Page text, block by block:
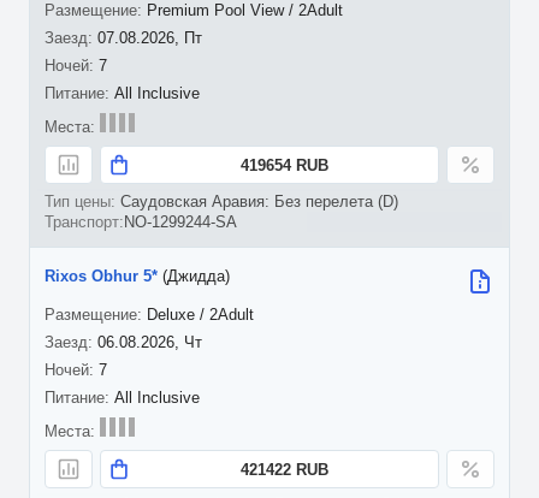
07.08.2026, Пт
7
Premium Pool View / 2Adult
All Inclusive
419654 RUB
Саудовская Аравия: Без перелета (D)
NO-1299244-SA
06.08.2026, Чт
7
Rixos Obhur 5* (Джидда)
Deluxe / 2Adult
All Inclusive
421422 RUB